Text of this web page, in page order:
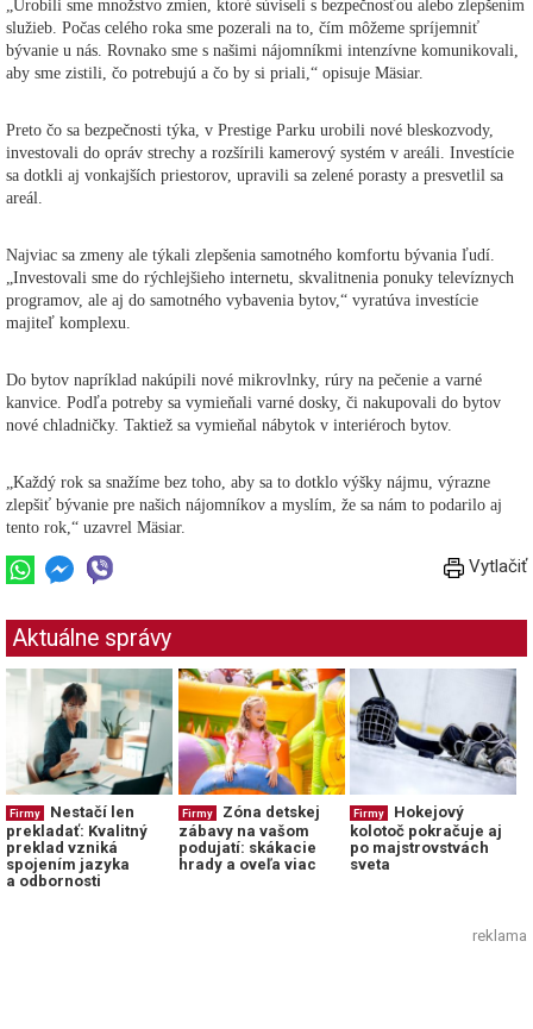
„Urobili sme množstvo zmien, ktoré súviseli s bezpečnosťou alebo zlepšením
služieb. Počas celého roka sme pozerali na to, čím môžeme spríjemniť
bývanie u nás. Rovnako sme s našimi nájomníkmi intenzívne komunikovali,
aby sme zistili, čo potrebujú a čo by si priali,“ opisuje Mäsiar.
Preto čo sa bezpečnosti týka, v Prestige Parku urobili nové bleskozvody,
investovali do opráv strechy a rozšírili kamerový systém v areáli. Investície
sa dotkli aj vonkajších priestorov, upravili sa zelené porasty a presvetlil sa
areál.
Najviac sa zmeny ale týkali zlepšenia samotného komfortu bývania ľudí.
„Investovali sme do rýchlejšieho internetu, skvalitnenia ponuky televíznych
programov, ale aj do samotného vybavenia bytov,“ vyratúva investície
majiteľ komplexu.
Do bytov napríklad nakúpili nové mikrovlnky, rúry na pečenie a varné
kanvice. Podľa potreby sa vymieňali varné dosky, či nakupovali do bytov
nové chladničky. Taktiež sa vymieňal nábytok v interiéroch bytov.
„Každý rok sa snažíme bez toho, aby sa to dotklo výšky nájmu, výrazne
zlepšiť bývanie pre našich nájomníkov a myslím, že sa nám to podarilo aj
tento rok,“ uzavrel Mäsiar.
Vytlačiť
Aktuálne správy
Firmy
Nestačí len
prekladať: Kvalitný
preklad vzniká
spojením jazyka
a odbornosti
Firmy
Zóna detskej
zábavy na vašom
podujatí: skákacie
hrady a oveľa viac
Firmy
Hokejový
kolotoč pokračuje aj
po majstrovstvách
sveta
reklama